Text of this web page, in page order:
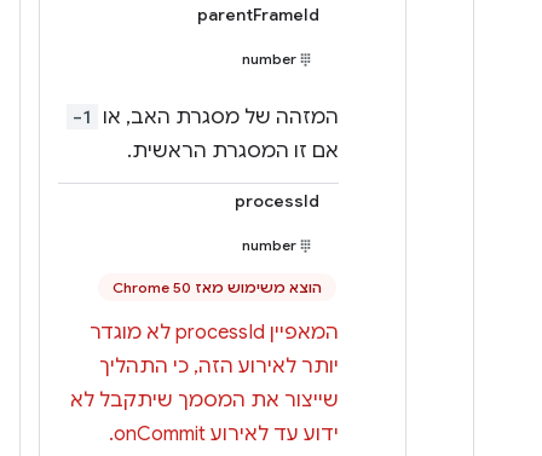
parentFrameId
number
המזהה של מסגרת האב, או -1
אם זו המסגרת הראשית.
processId
number
הוצא משימוש מאז Chrome 50
המאפיין processId לא מוגדר
יותר לאירוע הזה, כי התהליך
שייצור את המסמך שיתקבל לא
ידוע עד לאירוע onCommit.